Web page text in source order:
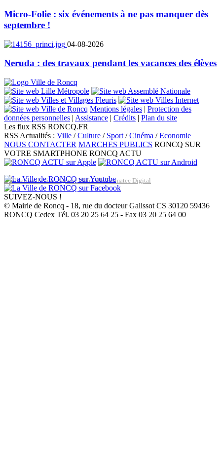
Micro-Folie : six événements à ne pas manquer dès
septembre !
04-08-2026
Neruda : des travaux pendant les vacances des élèves
Mentions légales | Protection des
données personnelles | Assistance | Crédits | Plan du site
Les flux RSS RONCQ.FR
RSS Actualités : Ville /Culture / Sport /Cinéma /Economie
NOUS CONTACTER MARCHES PUBLICS RONCQ SUR
VOTRE SMARTPHONE RONCQ ACTU
Réalisation du site: Agence Web Lille Promatec Digital
SUIVEZ-NOUS !
© Mairie de Roncq - 18, rue du docteur Galissot CS 30120 59436
RONCQ Cedex Tél. 03 20 25 64 25 - Fax 03 20 25 64 00